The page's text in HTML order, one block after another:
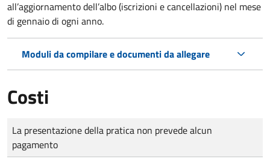
all’aggiornamento dell’albo (iscrizioni e cancellazioni) nel mese
di gennaio di ogni anno.
Moduli da compilare e documenti da allegare
Costi
Tipo di pagamento
Importo
La presentazione della pratica non prevede alcun
pagamento